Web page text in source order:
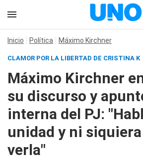
Inicio Política Máximo Kirchner
CLAMOR POR LA LIBERTAD DE CRISTINA K
Máximo Kirchner
su discurso y
interna del PJ:
unidad y ni siquiera
verla"